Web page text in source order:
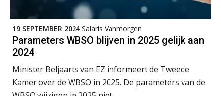
19 SEPTEMBER 2024 Salaris Vanmorgen
Parameters WBSO blijven in 2025 gelijk aan
2024
Minister Beljaarts van EZ informeert de Tweede
Kamer over de WBSO in 2025. De parameters van de
AUG
Module Loonheffingen PDL
Markus Verbeek Praehep
24
Module Loonheffingen VPS
24
Summercourse Update loonheffingen en arbeidsrecht